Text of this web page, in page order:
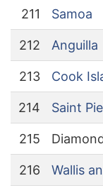
211 Samoa
212 Anguilla
213 Cook
214 Saint
215
216 Wallis